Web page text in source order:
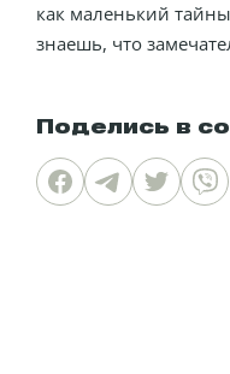
как маленький
знаешь, что
Поделись в